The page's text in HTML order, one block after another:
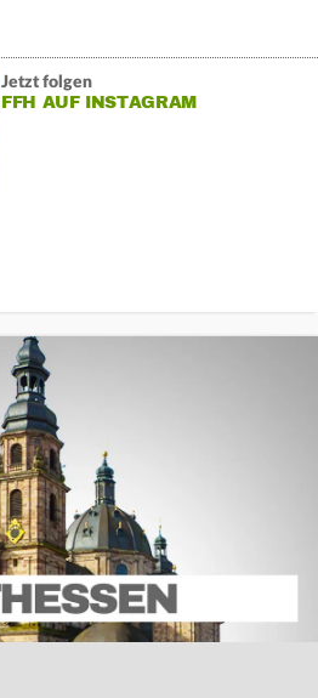
Jetzt folgen
FFH AUF INSTAGRAM